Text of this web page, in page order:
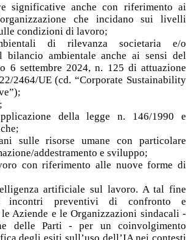
significative anche con riferimento ai
che incidano sui livelli
condizioni di lavoro;
di rilevanza societaria e/o
bilancio ambientale anche ai sensi del
6 settembre 2024, n. 125 di attuazione
2464/UE (cd. “Corporate Sustainability
della legge n. 146/1990 e
sulle risorse umane con particolare
addestramento e sviluppo;
con riferimento alle nuove forme di
artificiale sul lavoro. A tal fine
incontri preventivi di confronto e
Aziende e le Organizzazioni sindacali -
delle Parti - per un coinvolgimento
degli esiti sull’uso dell’IA nei contesti